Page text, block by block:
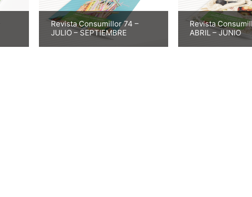
Revista Consumillor 74 –
JULIO – SEPTIEMBRE
Revista
ABRIL – JUNIO